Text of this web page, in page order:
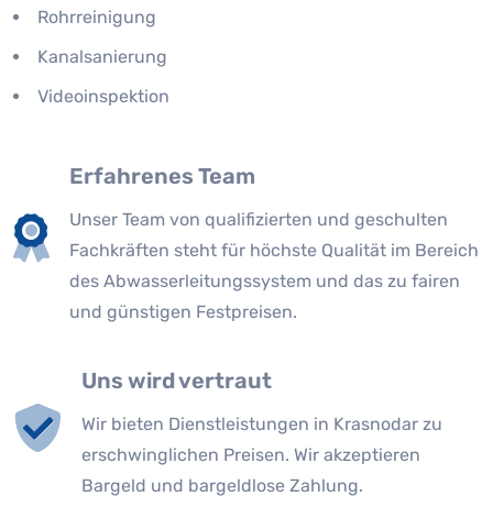
Rohrreinigung
Kanalsanierung
Videoinspektion
Erfahrenes Team
Unser Team von qualifizierten und geschulten
Fachkräften steht für höchste Qualität im Bereich
des Abwasserleitungssystem und das zu fairen
und günstigen Festpreisen.
Uns wird vertraut
Wir bieten Dienstleistungen in Krasnodar zu
erschwinglichen Preisen. Wir akzeptieren
Bargeld und bargeldlose Zahlung.